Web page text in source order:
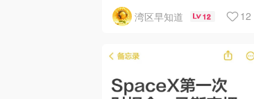
湾区早知道 12 12